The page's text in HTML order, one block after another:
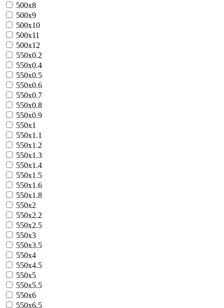
500х8
500х9
500х10
500х11
500х12
550х0.2
550х0.4
550х0.5
550х0.6
550х0.7
550х0.8
550х0.9
550х1
550х1.1
550х1.2
550х1.3
550х1.4
550х1.5
550х1.6
550х1.8
550х2
550х2.2
550х2.5
550х3
550х3.5
550х4
550х4.5
550х5
550х5.5
550х6
550х6.5